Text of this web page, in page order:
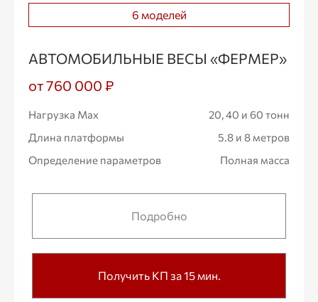
6 моделей
АВТОМОБИЛЬНЫЕ ВЕСЫ «ФЕРМЕР»
от 760 000 ₽
Нагрузка Max
20, 40 и 60 тонн
Длина платформы
5.8 и 8 метров
Определение параметров
Полная масса
Подробно
Получить КП за 15 мин.